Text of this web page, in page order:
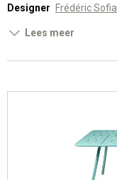
Designer Frédéric Sofia
Lees meer